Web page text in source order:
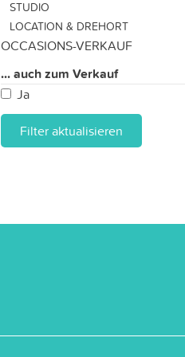
STUDIO
LOCATION & DREHORT
OCCASIONS-VERKAUF
... auch zum Verkauf
Ja
Filter aktualisieren